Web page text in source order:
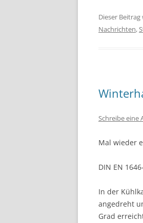
Dieser
Nachrichten,
Schreibe eine
Mal wieder
DIN EN
In der
angedreht
Grad